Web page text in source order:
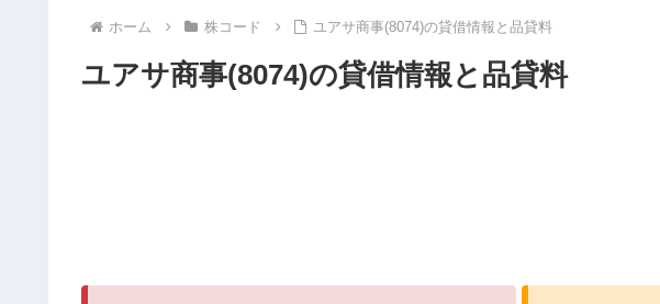
ホーム 株コード ユアサ商事(8074)の貸借情報と品貸料
ユアサ商事(8074)の貸借情報と品貸料